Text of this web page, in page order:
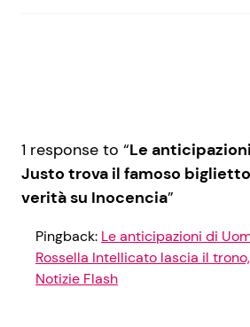
1 response to “Le
Justo trova il famoso
verità su Inocencia”
Pingback: Le anticipazioni di
Rossella Intellicato lascia il
Notizie Flash